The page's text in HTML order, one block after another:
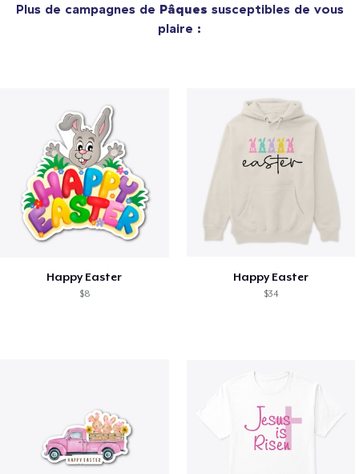
Plus de campagnes de Pâques susceptibles de vous
plaire :
Happy Easter
$8
Happy Easter
$34